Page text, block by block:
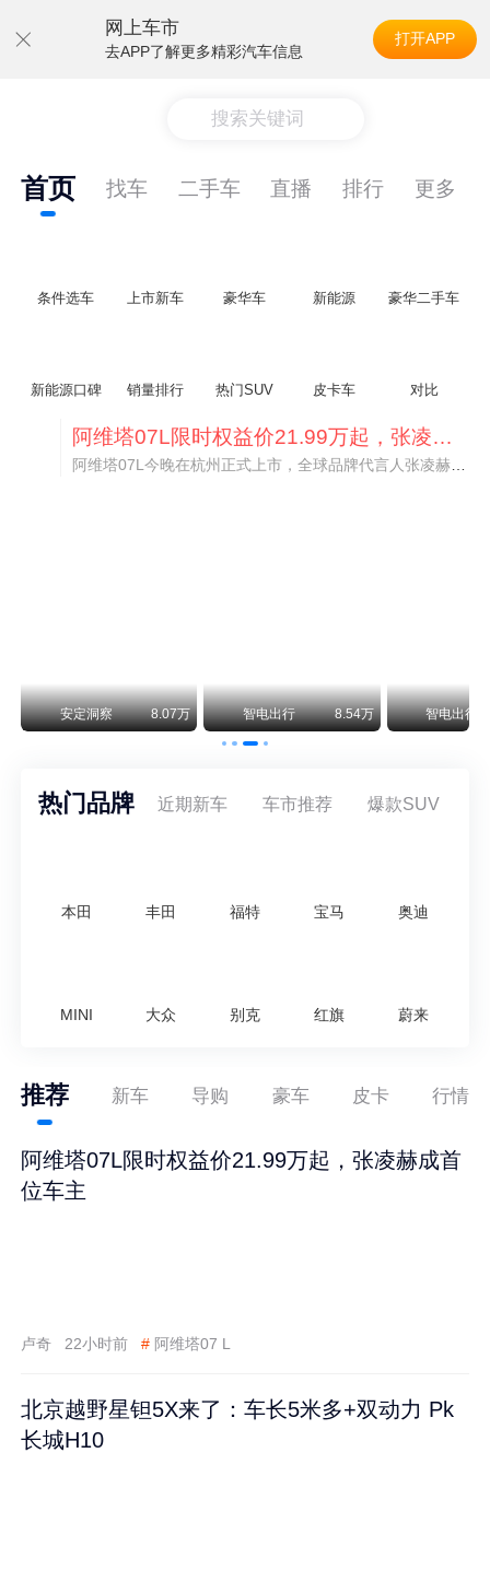
网上车市
去APP了解更多精彩汽车信息
打开APP
搜索关键词
首页 找车 二手车 直播 排行 更多
条件选车 上市新车 豪华车 新能源 豪华二手车
新能源口碑 销量排行 热门SUV 皮卡车 对比
阿维塔07L限时权益价21.99万起，张凌赫成首位车主
阿维塔07L今晚在杭州正式上市，全球品牌代言人张凌赫现场提车，成为这台车的第一位主人。三个版本：Elite纯电版22.99万，Max+后驱纯电版24.99万，Ultra三电机四驱版27.99万。
安定洞察 8.07万 智电出行 8.54万 智电出行
热门品牌 近期新车 车市推荐 爆款SUV
本田 丰田 福特 宝马 奥迪
MINI 大众 别克 红旗 蔚来
推荐 新车 导购 豪车 皮卡 行情
阿维塔07L限时权益价21.99万起，张凌赫成首
位车主
卢奇 22小时前 # 阿维塔07 L
北京越野星钽5X来了：车长5米多+双动力 Pk
长城H10